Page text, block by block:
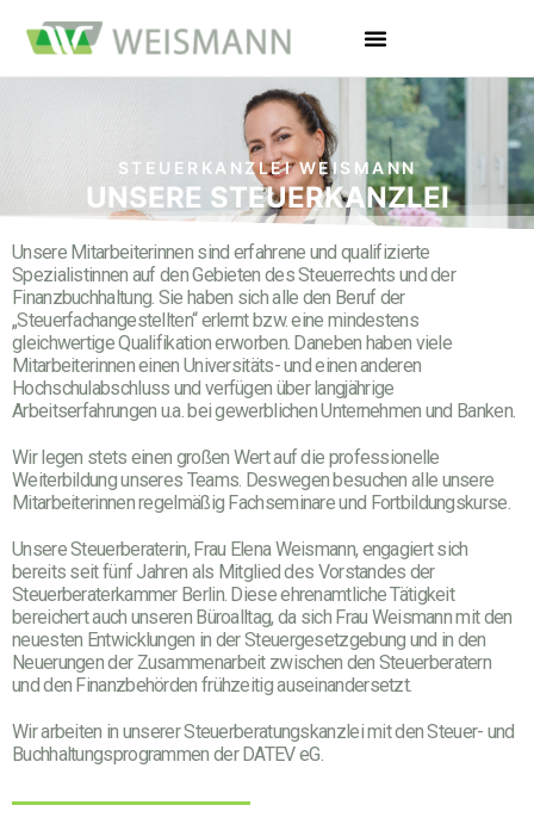
STEUERKANZLEI WEISMANN
UNSERE STEUERKANZLEI
Unsere Mitarbeiterinnen sind erfahrene und qualifizierte
Spezialistinnen auf den Gebieten des Steuerrechts und der
Finanzbuchhaltung. Sie haben sich alle den Beruf der
„Steuerfachangestellten“ erlernt bzw. eine mindestens
gleichwertige Qualifikation erworben. Daneben haben viele
Mitarbeiterinnen einen Universitäts- und einen anderen
Hochschulabschluss und verfügen über langjährige
Arbeitserfahrungen u.a. bei gewerblichen Unternehmen und Banken.
Wir legen stets einen großen Wert auf die professionelle
Weiterbildung unseres Teams. Deswegen besuchen alle unsere
Mitarbeiterinnen regelmäßig Fachseminare und Fortbildungskurse.
Unsere Steuerberaterin, Frau Elena Weismann, engagiert sich
bereits seit fünf Jahren als Mitglied des Vorstandes der
Steuerberaterkammer Berlin. Diese ehrenamtliche Tätigkeit
bereichert auch unseren Büroalltag, da sich Frau Weismann mit den
neuesten Entwicklungen in der Steuergesetzgebung und in den
Neuerungen der Zusammenarbeit zwischen den Steuerberatern
und den Finanzbehörden frühzeitig auseinandersetzt.
Wir arbeiten in unserer Steuerberatungskanzlei mit den Steuer- und
Buchhaltungsprogrammen der DATEV eG.